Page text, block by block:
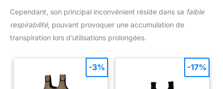
Cependant, son principal inconvénient réside dans sa faible
respirabilité, pouvant provoquer une accumulation de
transpiration lors d’utilisations prolongées.
-3% -17%